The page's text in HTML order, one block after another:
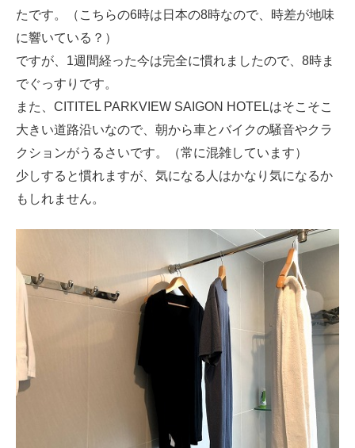
たです。（こちらの6時は日本の8時なので、時差が地味
に響いている？）
ですが、1週間経った今は完全に慣れましたので、8時ま
でぐっすりです。
また、CITITEL PARKVIEW SAIGON HOTELはそこそこ
大きい道路沿いなので、朝から車とバイクの騒音やクラ
クションがうるさいです。（常に混雑しています）
少しすると慣れますが、気になる人はかなり気になるか
もしれません。